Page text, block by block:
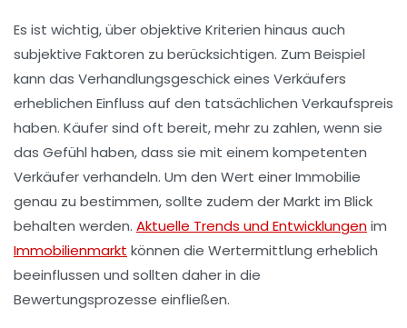
Es ist wichtig, über objektive Kriterien hinaus auch
subjektive Faktoren zu berücksichtigen. Zum Beispiel
kann das Verhandlungsgeschickeines Verkäufers
erheblichen Einfluss auf den tatsächlichen Verkaufspreis
haben. Käufer sind oft bereit, mehr zu zahlen, wenn sie
das Gefühl haben, dass sie mit einem kompetenten
Verkäufer verhandeln. Um den Wert einer Immobilie
genau zu bestimmen, sollte zudem derMarkt im Blick
behalten werden. Aktuelle Trends und Entwicklungenim
Immobilienmarkt können die Wertermittlung erheblich
beeinflussen und sollten daher in die
Bewertungsprozesse einfließen.